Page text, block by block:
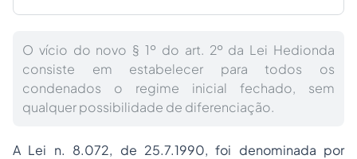
O vício do novo § 1º do art. 2º da Lei Hedionda
consiste em estabelecer para todos os
condenados o regime inicial fechado, sem
qualquer possibilidade de diferenciação.
A Lei n. 8.072, de 25.7.1990, foi denominada por